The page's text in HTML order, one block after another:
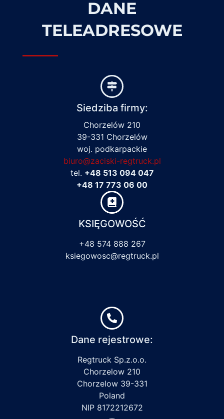
DANE
TELEADRESOWE
Siedziba firmy:
Chorzelów 210
39-331 Chorzelów
woj. podkarpackie
biuro@zaciski-regtruck.pl
tel. +48 513 094 047
+48 17 773 06 00
KSIĘGOWOŚĆ
+48 574 888 267
ksiegowosc@regtruck.pl
Dane rejestrowe:
Regtruck Sp.z.o.o.
Chorzelow 210
Chorzelow 39-331
Poland
NIP 8172212672